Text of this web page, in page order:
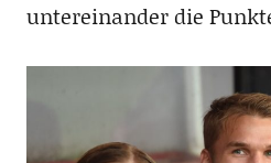
untereinander die